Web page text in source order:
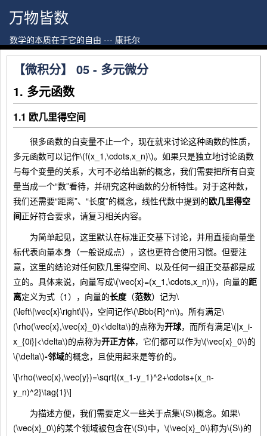
万物皆数
数学的本质在于它的自由 --- 康托尔
【微积分】 05 - 多元微分
1. 多元函数
1.1 欧几里得空间
很多函数的自变量不止一个，现在就来讨论这种函数的性质，
多元函数可以记作\(f(x_1,\cdots,x_n)\)。如果只是独立地讨论函数
与每个变量的关系，大可不必给出新的概念，我们需要把所有自变
量当成一个“数”看待，并研究这种函数的分析特性。对于这种数，
我们还需要“距离”、“长度”的概念，线性代数中提到的欧几里得空
间正好符合要求，请复习相关内容。
为简单起见，这里默认在标准正交基下讨论，并用直接向量坐
标代表向量本身（一般说成点），这也更符合使用习惯。但要注
意，这里的结论对任何欧几里得空间、以及任何一组正交基都是成
立的。具体来说，向量写成\(\vec{x}=(x_1,\cdots,x_n)\)，向量的距
离定义为式（1），向量的长度 （范数）记为\
(\left\|\vec{x}\right\|\)，空间记作\(\Bbb{R}^n\)。所有满足\
(\rho(\vec{x},\vec{x}_0)<\delta\)的点称为开球，而所有满足\(|x_i-
x_{0i}|<\delta\)的点称为开正方体，它们都可以作为\(\vec{x}_0\)的
\(\delta\)-邻域的概念，且使用起来是等价的。
\[\rho(\vec{x},\vec{y})=\sqrt{(x_1-y_1)^2+\cdots+(x_n-
y_n)^2}\tag{1}\]
为描述方便，我们需要定义一些关于点集\(S\)概念。如果\
(\vec{x}_0\)的某个领域被包含在\(S\)中，\(\vec{x}_0\)称为\(S\)的